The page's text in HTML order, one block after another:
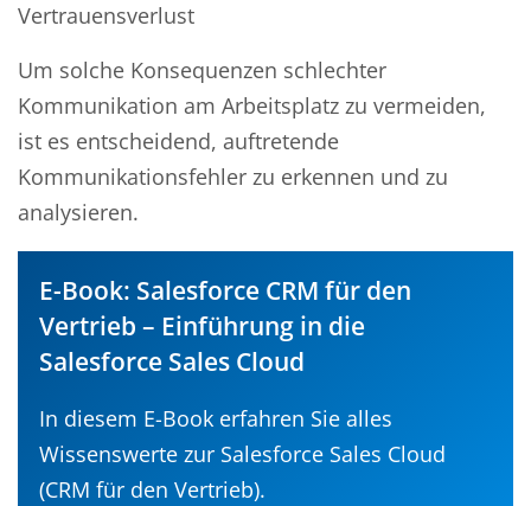
Vertrauensverlust
Um solche Konsequenzen schlechter
Kommunikation am Arbeitsplatz zu vermeiden,
ist es entscheidend, auftretende
Kommunikationsfehler zu erkennen und zu
analysieren.
E-Book: Salesforce CRM für den
Vertrieb – Einführung in die
Salesforce Sales Cloud
In diesem E-Book erfahren Sie alles
Wissenswerte zur Salesforce Sales Cloud
(CRM für den Vertrieb).